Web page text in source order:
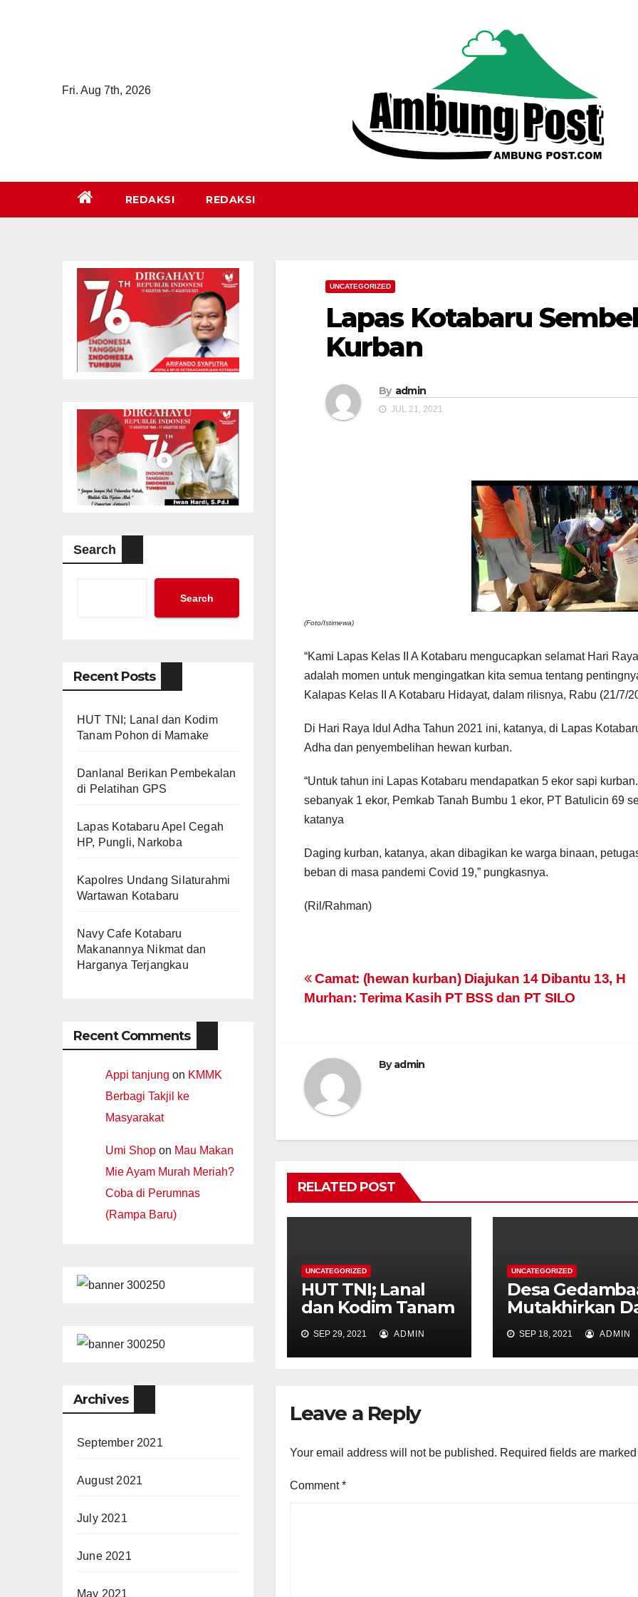
Fri. Aug 7th, 2026
REDAKSI REDAKSI
Search
Search
Recent Posts
HUT TNI; Lanal dan Kodim
Tanam Pohon di Mamake
Danlanal Berikan Pembekalan
di Pelatihan GPS
Lapas Kotabaru Apel Cegah
HP, Pungli, Narkoba
Kapolres Undang Silaturahmi
Wartawan Kotabaru
Navy Cafe Kotabaru
Makanannya Nikmat dan
Harganya Terjangkau
Recent Comments
Appi tanjung on KMMK
Berbagi Takjil ke
Masyarakat
Umi Shop on Mau Makan
Mie Ayam Murah Meriah?
Coba di Perumnas
(Rampa Baru)
Archives
September 2021
August 2021
July 2021
June 2021
May 2021
UNCATEGORIZED
Lapas Kotabaru
Kurban
By admin
JUL 21, 2021
(Foto/Istimewa)
“Kami Lapas Kelas II A Kotabaru mengucapkan selamat Hari
adalah momen untuk mengingatkan kita semua tentang
Kalapas Kelas II A Kotabaru Hidayat, dalam rilisnya, Rabu (21/7/
Di Hari Raya Idul Adha Tahun 2021 ini, katanya, di Lapas
Adha dan penyembelihan hewan kurban.
“Untuk tahun ini Lapas Kotabaru mendapatkan 5 ekor sapi
sebanyak 1 ekor, Pemkab Tanah Bumbu 1 ekor, PT Batulicin 69
katanya
Daging kurban, katanya, akan dibagikan ke warga binaan,
beban di masa pandemi Covid 19,” pungkasnya.
(Ril/Rahman)
Post
Camat: (hewan kurban) Diajukan 14 Dibantu 13, H
Murhan: Terima Kasih PT BSS dan PT SILO
Byadmin
RELATED POST
UNCATEGORIZED
HUT TNI; Lanal
dan Kodim Tanam
Pohon di Mamake
SEP 29, 2021 ADMIN
UNCATEGORIZED
Desa
Mutakhirkan
Warganya
SEP 18, 2021 ADMIN
Leave a Reply
Your email address will not be published. Required fields are marked
Comment*